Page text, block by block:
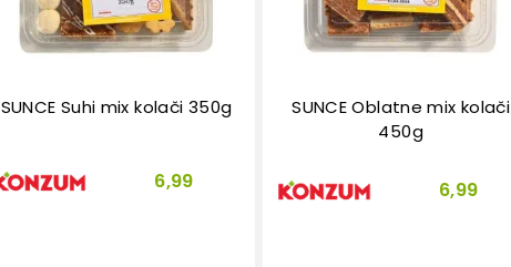
SUNCE Suhi mix kolači 350g
6,99
SUNCE Oblatne mix kolači
450g
6,99